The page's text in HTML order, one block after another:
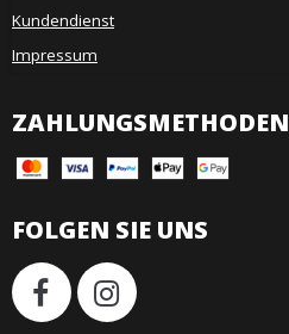
Kundendienst
Impressum
ZAHLUNGSMETHODEN
FOLGEN SIE UNS